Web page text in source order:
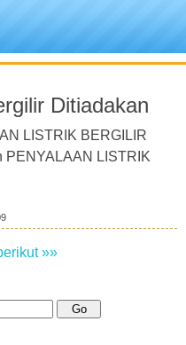
Ditiadakan
LISTRIK BERGILIR
PENYALAAN LISTRIK
»»